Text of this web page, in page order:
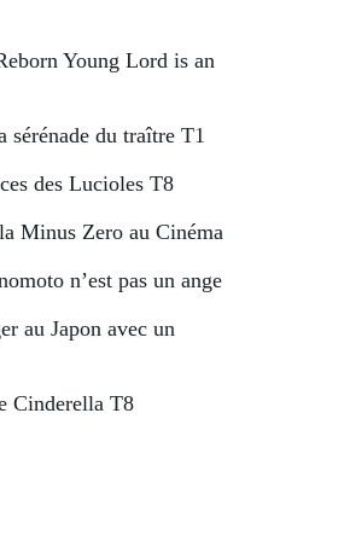
Young Lord is an
du traître T1
des Lucioles T8
Minus Zero au Cinéma
n’est pas un ange
au Japon avec un
Cinderella T8